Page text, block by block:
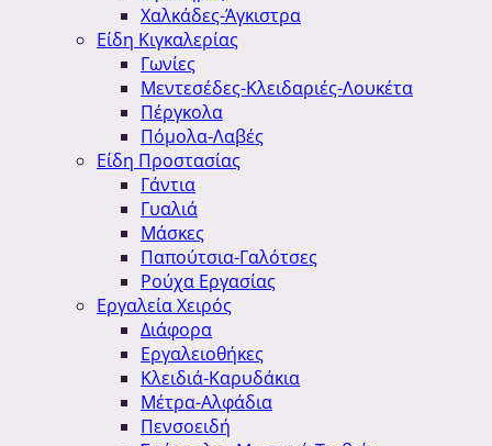
Χαλκάδες-Άγκιστρα
Είδη Κιγκαλερίας
Γωνίες
Μεντεσέδες-Κλειδαριές-Λουκέτα
Πέργκολα
Πόμολα-Λαβές
Είδη Προστασίας
Γάντια
Γυαλιά
Μάσκες
Παπούτσια-Γαλότσες
Ρούχα Εργασίας
Εργαλεία Χειρός
Διάφορα
Εργαλειοθήκες
Κλειδιά-Καρυδάκια
Μέτρα-Αλφάδια
Πενσοειδή